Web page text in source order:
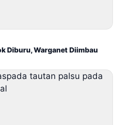
Diburu, Warganet Diimbau